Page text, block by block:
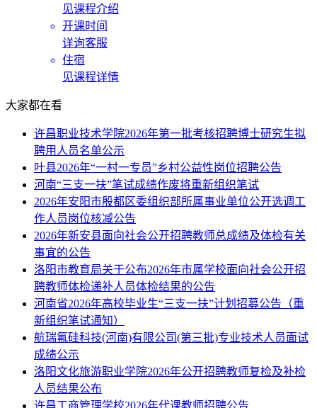
见课程介绍
开课时间
详询客服
住宿
见课程详情
大家都在看
许昌职业技术学院2026年第一批考核招聘博士研究生拟
聘用人员名单公示
叶县2026年“一村一专员”乡村公益性岗位招聘公告
河南“三支一扶”笔试成绩作废将重新组织笔试
2026年安阳市殷都区委组织部所属事业单位公开选调工
作人员岗位核减公告
2026年新安县面向社会公开招聘教师总成绩及体检有关
事宜的公告
洛阳市教育局关于公布2026年市属学校面向社会公开招
聘教师体检递补人员体检结果的公告
河南省2026年高校毕业生“三支一扶”计划招募公告（重
新组织笔试通知）
航瑞氟硅科技(河南)有限公司(第三批)专业技术人员面试
成绩公示
洛阳文化旅游职业学院2026年公开招聘教师复检及补检
人员结果公布